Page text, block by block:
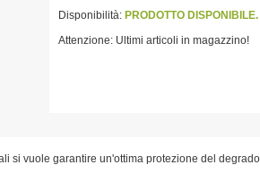
Disponibilità: PRODOTTO DISPONIBILE.
Attenzione: Ultimi articoli in magazzino!
si vuole garantire un'ottima protezione del